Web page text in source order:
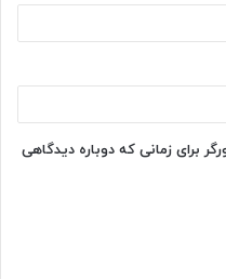
برای زمانی که دوباره دیدگاهی